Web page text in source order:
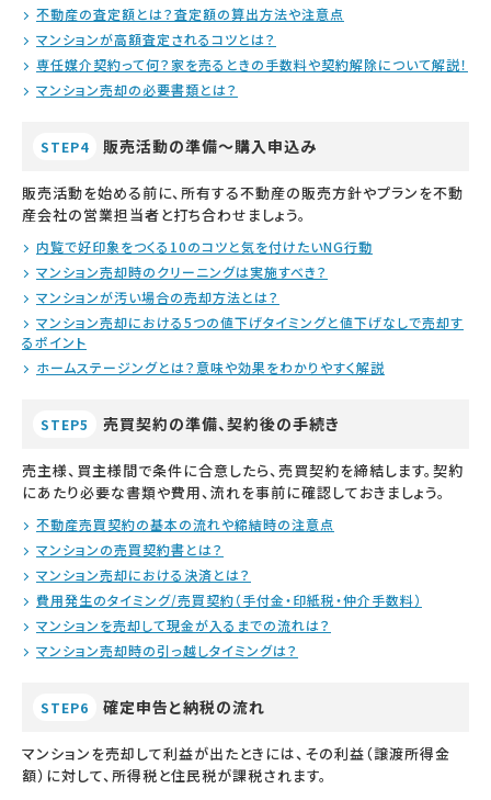
不動産の査定額とは？査定額の算出方法や注意点
マンションが高額査定されるコツとは？
専任媒介契約って何？家を売るときの手数料や契約解除について解説！
マンション売却の必要書類とは？
STEP4 販売活動の準備～購入申込み
販売活動を始める前に、所有する不動産の販売方針やプランを不動
産会社の営業担当者と打ち合わせましょう。
内覧で好印象をつくる10のコツと気を付けたいNG行動
マンション売却時のクリーニングは実施すべき？
マンションが汚い場合の売却方法とは？
マンション売却における5つの値下げタイミングと値下げなしで売却す
るポイント
ホームステージングとは？意味や効果をわかりやすく解説
STEP5 売買契約の準備、契約後の手続き
売主様、買主様間で条件に合意したら、売買契約を締結します。契約
にあたり必要な書類や費用、流れを事前に確認しておきましょう。
不動産売買契約の基本の流れや締結時の注意点
マンションの売買契約書とは？
マンション売却における決済とは？
費用発生のタイミング/売買契約（手付金・印紙税・仲介手数料）
マンションを売却して現金が入るまでの流れは？
マンション売却時の引っ越しタイミングは？
STEP6 確定申告と納税の流れ
マンションを売却して利益が出たときには、その利益（譲渡所得金
額）に対して、所得税と住民税が課税されます。